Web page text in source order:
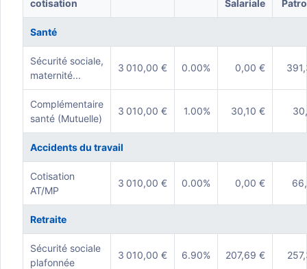
cotisation Salariale
Santé
Sécurité sociale,
maternité...
3 010,00 € 0.00% 0,00 €
Complémentaire
santé (Mutuelle)
3 010,00 € 1.00% 30,10 €
Accidents du travail
Cotisation
AT/MP
3 010,00 € 0.00% 0,00 €
Retraite
Sécurité sociale
plafonnée
3 010,00 € 6.90% 207,69 €